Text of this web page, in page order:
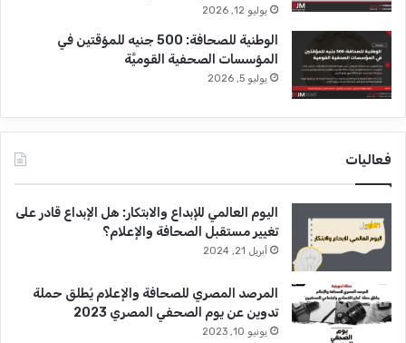
يوليو 12, 2026
الوطنية للصحافة: 500 جنيه للمؤقتين في
المؤسسات الصحفية القوميَّة
يوليو 5, 2026
فعاليات
اليوم العالمي للإبداع والابتكار: هل الإبداع قادر على
تغيير مستقبل الصحافة والإعلام؟
أبريل 21, 2024
المرصد المصري للصحافة والإعلام يُطلق حملة
تدوين عن يوم الصحفي المصري 2023
يونيو 10, 2023